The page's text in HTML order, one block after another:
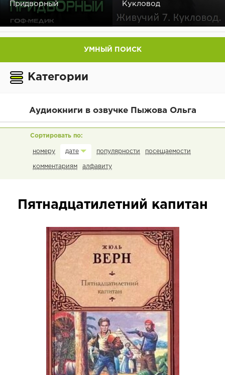
Придворный Кукловод
УМНЫЙ ПОИСК
Категории
Аудиокниги в озвучке Пыжова Ольга
номеру дате популярности посещаемости
комментариям алфавиту
Пятнадцатилетний капитан